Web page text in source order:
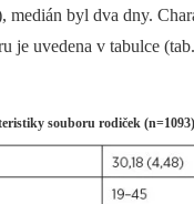
medián byl dva dny.
je uvedena v tabulce
souboru rodiček (n=1093)